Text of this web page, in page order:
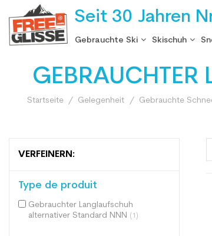
Seit 30 Jahren
Gebrauchte Ski Skischuh
GEBRAUCHTER
Startseite Gelegenheit Gebrauchte
VERFEINERN:
Type de produit
Gebrauchter Langlaufschuh
alternativer Standard NNN (1)